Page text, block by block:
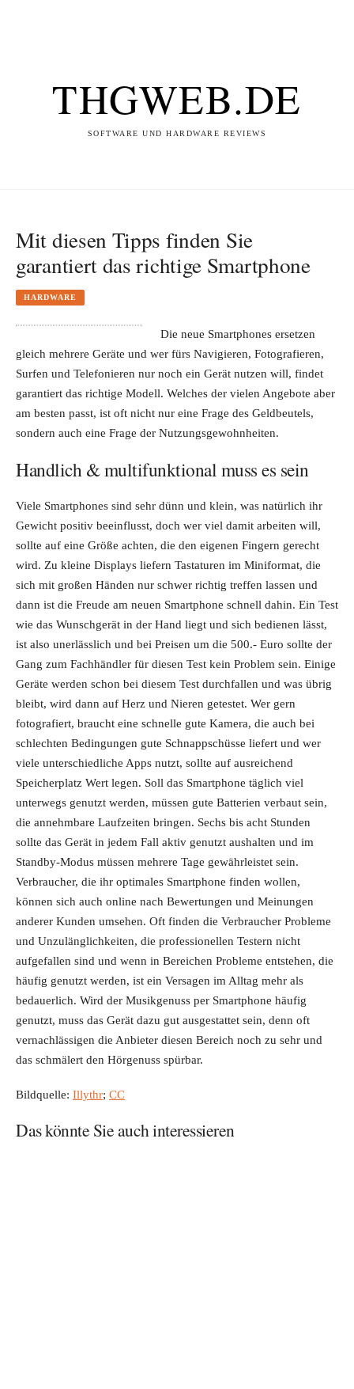
THGWEB.DE
SOFTWARE UND HARDWARE REVIEWS
Mit diesen Tipps finden Sie
garantiert das richtige Smartphone
HARDWARE
Die neue Smartphones ersetzen
gleich mehrere Geräte und wer fürs Navigieren, Fotografieren,
Surfen und Telefonieren nur noch ein Gerät nutzen will, findet
garantiert das richtige Modell. Welches der vielen Angebote aber
am besten passt, ist oft nicht nur eine Frage des Geldbeutels,
sondern auch eine Frage der Nutzungsgewohnheiten.
Handlich & multifunktional muss es sein
Viele Smartphones sind sehr dünn und klein, was natürlich ihr
Gewicht positiv beeinflusst, doch wer viel damit arbeiten will,
sollte auf eine Größe achten, die den eigenen Fingern gerecht
wird. Zu kleine Displays liefern Tastaturen im Miniformat, die
sich mit großen Händen nur schwer richtig treffen lassen und
dann ist die Freude am neuen Smartphone schnell dahin. Ein Test
wie das Wunschgerät in der Hand liegt und sich bedienen lässt,
ist also unerlässlich und bei Preisen um die 500.- Euro sollte der
Gang zum Fachhändler für diesen Test kein Problem sein. Einige
Geräte werden schon bei diesem Test durchfallen und was übrig
bleibt, wird dann auf Herz und Nieren getestet. Wer gern
fotografiert, braucht eine schnelle gute Kamera, die auch bei
schlechten Bedingungen gute Schnappschüsse liefert und wer
viele unterschiedliche Apps nutzt, sollte auf ausreichend
Speicherplatz Wert legen. Soll das Smartphone täglich viel
unterwegs genutzt werden, müssen gute Batterien verbaut sein,
die annehmbare Laufzeiten bringen. Sechs bis acht Stunden
sollte das Gerät in jedem Fall aktiv genutzt aushalten und im
Standby-Modus müssen mehrere Tage gewährleistet sein.
Verbraucher, die ihr optimales Smartphone finden wollen,
können sich auch online nach Bewertungen und Meinungen
anderer Kunden umsehen. Oft finden die Verbraucher Probleme
und Unzulänglichkeiten, die professionellen Testern nicht
aufgefallen sind und wenn in Bereichen Probleme entstehen, die
häufig genutzt werden, ist ein Versagen im Alltag mehr als
bedauerlich. Wird der Musikgenuss per Smartphone häufig
genutzt, muss das Gerät dazu gut ausgestattet sein, denn oft
vernachlässigen die Anbieter diesen Bereich noch zu sehr und
das schmälert den Hörgenuss spürbar.
Bildquelle: Illythr; CC
Das könnte Sie auch interessieren